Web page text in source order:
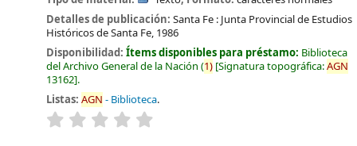
Detalles de publicación:Santa Fe : Junta Provincial de Estudios
Históricos de Santa Fe, 1986
Disponibilidad:Ítems disponibles para préstamo: Biblioteca
del Archivo General de la Nación (1) Signatura topográfica:AGN
13162 .
Listas: AGN - Biblioteca.
valoración